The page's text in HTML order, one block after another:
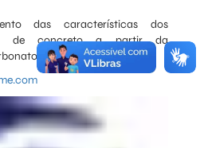
das características dos
de concreto a partir da
de cálcio por bactérias.